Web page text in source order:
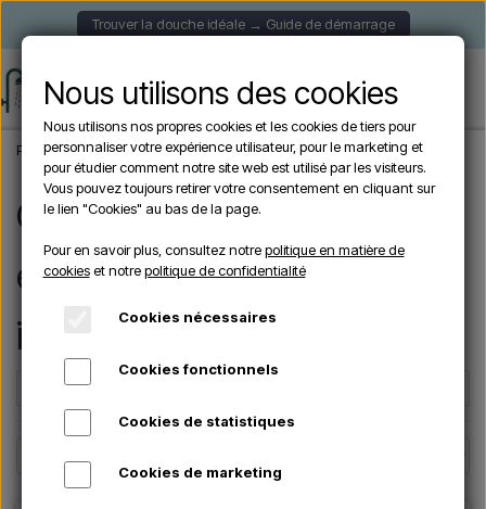
Trouver la douche idéale → Guide de démarrage
Page d'accueil Marques CRISTINA
Cristina – douches
extérieures au design
italien haut de gamme
Filters
Nous utilisons des cookies
Nous utilisons nos propres cookies et les cookies de tiers pour
personnaliser votre expérience utilisateur, pour le marketing et
pour étudier comment notre site web est utilisé par les visiteurs.
Vous pouvez toujours retirer votre consentement en cliquant sur
le lien "Cookies" au bas de la page.
Pour en savoir plus, consultez notrepolitique en matière de
cookieset notrepolitique de confidentialité
Cookies nécessaires
Cookies fonctionnels
Cookies de statistiques
Cookies de marketing